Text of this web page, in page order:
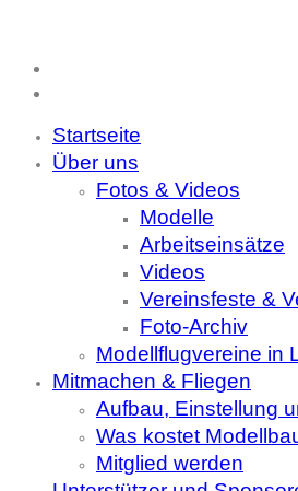
Startseite
Über uns
Fotos & Videos
Modelle
Arbeitseinsätze
Videos
Vereinsfeste &
Foto-Archiv
Modellflugvereine in
Mitmachen & Fliegen
Aufbau, Einstellung
Was kostet
Mitglied werden